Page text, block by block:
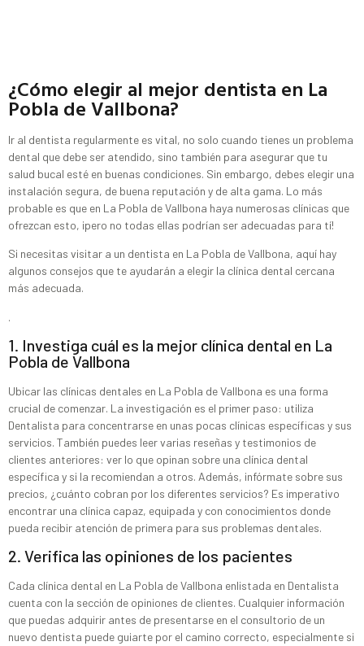
¿Cómo elegir al mejor dentista en La
Pobla de Vallbona?
Ir al dentista regularmente es vital, no solo cuando tienes un problema
dental que debe ser atendido, sino también para asegurar que tu
salud bucal esté en buenas condiciones. Sin embargo, debes elegir una
instalación segura, de buena reputación y de alta gama. Lo más
probable es que en La Pobla de Vallbona haya numerosas clínicas que
ofrezcan esto, ¡pero no todas ellas podrían ser adecuadas para tí!
Si necesitas visitar a un dentista en La Pobla de Vallbona, aquí hay
algunos consejos que te ayudarán a elegir la clínica dental cercana
más adecuada.
.
1. Investiga cuál es la mejor clínica dental en La
Pobla de Vallbona
Ubicar las clínicas dentales en La Pobla de Vallbona es una forma
crucial de comenzar. La investigación es el primer paso: utiliza
Dentalista para concentrarse en unas pocas clínicas específicas y sus
servicios. También puedes leer varias reseñas y testimonios de
clientes anteriores: ver lo que opinan sobre una clínica dental
específica y si la recomiendan a otros. Además, infórmate sobre sus
precios, ¿cuánto cobran por los diferentes servicios? Es imperativo
encontrar una clínica capaz, equipada y con conocimientos donde
pueda recibir atención de primera para sus problemas dentales.
2. Verifica las opiniones de los pacientes
Cada clínica dental en La Pobla de Vallbona enlistada en Dentalista
cuenta con la sección de opiniones de clientes. Cualquier información
que puedas adquirir antes de presentarse en el consultorio de un
nuevo dentista puede guiarte por el camino correcto, especialmente si